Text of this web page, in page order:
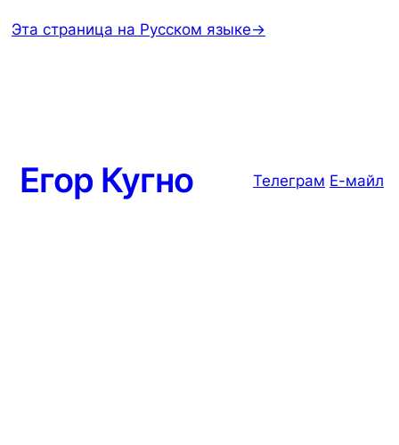
Эта страница на Русском языке→
Егор Кугно Телеграм Е-майл